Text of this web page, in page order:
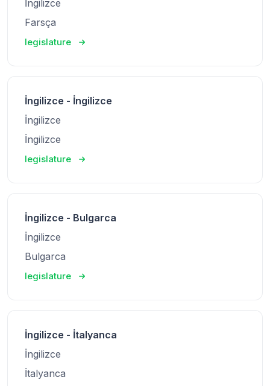
İngilizce
Farsça
legislature
İngilizce - İngilizce
İngilizce
İngilizce
legislature
İngilizce - Bulgarca
İngilizce
Bulgarca
legislature
İngilizce - İtalyanca
İngilizce
İtalyanca